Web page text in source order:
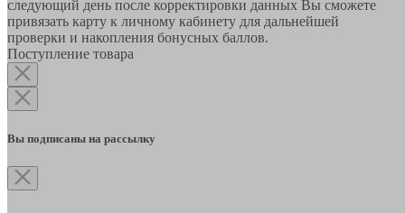
следующий день после корректировки данных Вы сможете
привязать карту к личному кабинету для дальнейшей
проверки и накопления бонусных баллов.
Поступление товара
Вы подписаны на рассылку